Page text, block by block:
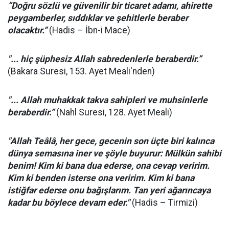
“Doğru sözlü ve güvenilir bir ticaret adamı, ahirette
peygamberler, sıddıklar ve şehitlerle beraber
olacaktır.”(Hadis – İbn-i Mace)
"... hiç şüphesiz Allah sabredenlerle beraberdir.”
(Bakara Suresi, 153. Ayet Meali'nden)
"... Allah muhakkak takva sahipleri ve muhsinlerle
beraberdir.”(Nahl Suresi, 128. Ayet Meali)
"Allah Teâlâ, her gece, gecenin son üçte biri kalınca
dünya semasına iner ve şöyle buyurur: Mülkün sahibi
benim! Kim ki bana dua ederse, ona cevap veririm.
Kim ki benden isterse ona veririm. Kim ki bana
istiğfar ederse onu bağışlarım. Tan yeri ağarıncaya
kadar bu böylece devam eder."(Hadis – Tirmizi)